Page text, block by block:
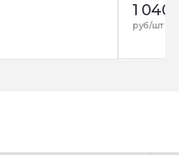
1 040
руб/шт